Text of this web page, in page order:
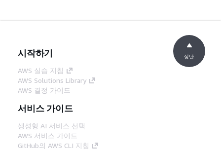
시작하기
AWS 실습 지침
AWS Solutions Library
AWS 결정 가이드
서비스 가이드
생성형 AI 서비스 선택
AWS 서비스 가이드
GitHub의 AWS CLI 지침
상단